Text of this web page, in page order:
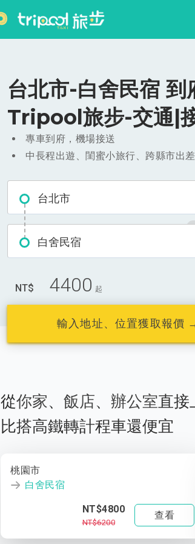
台北市-白舍民宿
Tripool旅步-交通|
專車到府，機場接送
中長程出遊、閨蜜小旅行、跨縣市出差
台北市
白舍民宿
NT$ 4400 起
輸入地址、位置獲取報價
從你家、 飯店、 辦公室直接
比搭高鐵轉計程車還便宜
桃園市
白舍民宿
NT$4800
NT$6200
查看